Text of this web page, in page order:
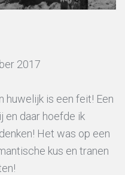
2017
huwelijk is een feit! Een
en daar hoefde ik
Het was op een
kus en tranen